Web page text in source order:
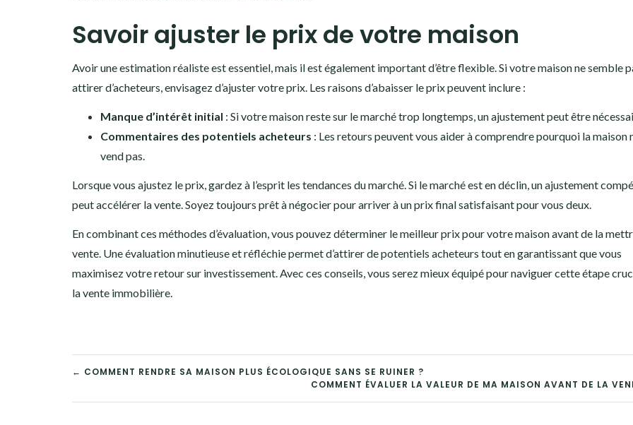
Savoir ajuster le prix de votre maison
Avoir une estimation réaliste est essentiel, mais il est également important d’être flexible. Si votre maison ne semble
attirer d’acheteurs, envisagez d’ajuster votre prix. Les raisons d’abaisser le prix peuvent inclure :
Manque d’intérêt initial : Si votre maison reste sur le marché trop longtemps, un ajustement peut être
Commentaires des potentiels acheteurs : Les retours peuvent vous aider à comprendre pourquoi la maison
vend pas.
Lorsque vous ajustez le prix, gardez à l’esprit les tendances du marché. Si le marché est en déclin, un ajustement
peut accélérer la vente. Soyez toujours prêt à négocier pour arriver à un prix final satisfaisant pour vous deux.
En combinant ces méthodes d’évaluation, vous pouvez déterminer le meilleur prix pour votre maison avant de la
vente. Une évaluation minutieuse et réfléchie permet d’attirer de potentiels acheteurs tout en garantissant que vous
maximisez votre retour sur investissement. Avec ces conseils, vous serez mieux équipé pour naviguer cette étape
la vente immobilière.
NAVIGATION
DE
← COMMENT RENDRE SA MAISON PLUS ÉCOLOGIQUE SANS SE RUINER ?
COMMENT ÉVALUER LA VALEUR DE MA MAISON AVANT DE LA